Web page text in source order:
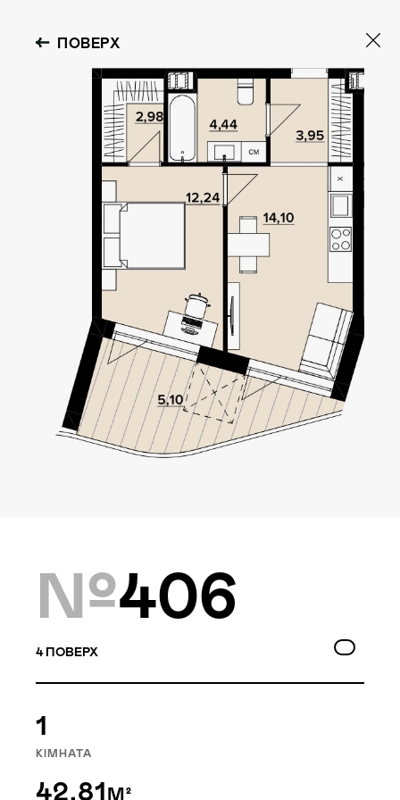
OBOLON HOUSE
Локація
Київ, Оболонський р-н
Комплекс складається з
двох будинків — 10 та
9 поверхів, а також трьох
дозволяє йому виглядати,
як частина природного
ПОВЕРХ
№406
4ПОВЕРХ
1
КІМНАТА
42.81М²